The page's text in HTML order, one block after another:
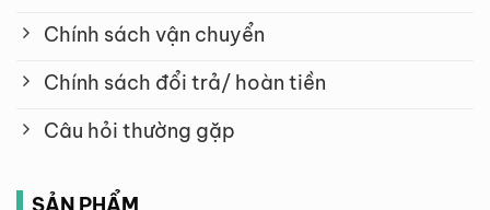
Chính sách vận chuyển
Chính sách đổi trả/ hoàn tiền
Câu hỏi thường gặp